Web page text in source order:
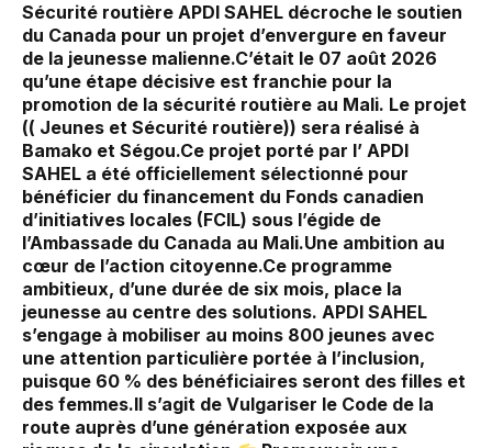
Sécurité routière APDI SAHEL décroche le soutien
du Canada pour un projet d’envergure en faveur
de la jeunesse malienne.‎‎C’était le 07 août 2026
qu’une étape décisive est franchie pour la
promotion de la sécurité routière au Mali. Le projet
(( Jeunes et Sécurité routière)) sera réalisé à
Bamako et Ségou.‎Ce projet porté par l’ APDI
SAHEL a été officiellement sélectionné pour
bénéficier du financement du Fonds canadien
d’initiatives locales (FCIL) sous l’égide de
l’Ambassade du Canada au Mali.‎Une ambition au
cœur de l’action citoyenne.‎Ce programme
ambitieux, d’une durée de six mois, place la
jeunesse au centre des solutions. APDI SAHEL
s’engage à mobiliser au moins 800 jeunes avec
une attention particulière portée à l’inclusion,
puisque 60 % des bénéficiaires seront des filles et
des femmes.‎‎Il s’agit de Vulgariser le Code de la
route auprès d’une génération exposée aux